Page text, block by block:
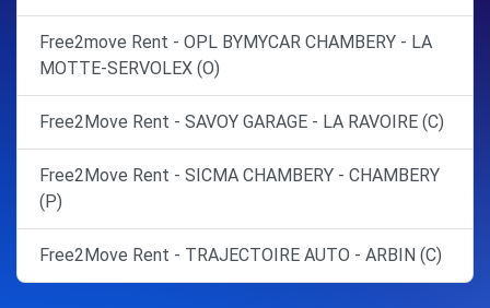
Free2move Rent - OPL BYMYCAR CHAMBERY - LA
MOTTE-SERVOLEX (O)
Free2Move Rent - SAVOY GARAGE - LA RAVOIRE (C)
Free2Move Rent - SICMA CHAMBERY - CHAMBERY
(P)
Free2Move Rent - TRAJECTOIRE AUTO - ARBIN (C)